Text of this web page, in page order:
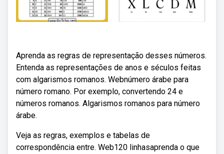
Aprenda as regras de representação desses números.
Entenda as representações de anos e séculos feitas
com algarismos romanos. Webnúmero árabe para
número romano. Por exemplo, convertendo 24 e
números romanos. Algarismos romanos para número
árabe.
Veja as regras, exemplos e tabelas de
correspondência entre. Web120 linhasaprenda o que